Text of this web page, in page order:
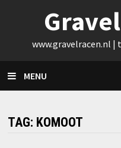
contentwww.gravelracen.nl |
MENU
TAG: KOMOOT